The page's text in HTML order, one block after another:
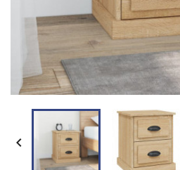
